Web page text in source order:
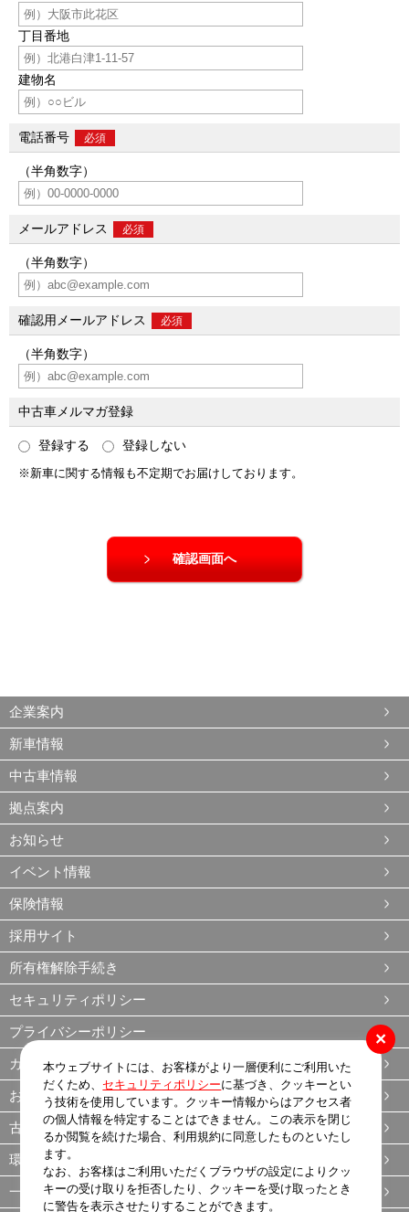
丁目番地
建物名
電話番号 必須
（半角数字）
メールアドレス 必須
（半角数字）
確認用メールアドレス 必須
（半角数字）
中古車メルマガ登録
登録する 登録しない
※新車に関する情報も不定期でお届けしております。
企業案内
新車情報
中古車情報
拠点案内
お知らせ
イベント情報
保険情報
採用サイト
所有権解除手続き
セキュリティポリシー
プライバシーポリシー
カスタマーハラスメントに関する基本方針
お客様本位の業務運営方針（FD宣言）
古物営業法
環境方針
一般事業主行動計画
本ウェブサイトには、お客様がより一層便利にご利用いた
だくため、 セキュリティポリシーに基づき、クッキーとい
う技術を使用しています。クッキー情報からはアクセス者
の個人情報を特定することはできません。この表示を閉じ
るか閲覧を続けた場合、利用規約に同意したものといたし
ます。
なお、お客様はご利用いただくブラウザの設定によりクッ
キーの受け取りを拒否したり、クッキーを受け取ったとき
に警告を表示させたりすることができます。
×